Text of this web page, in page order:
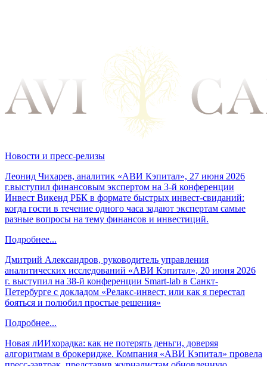
Новости и пресс-релизы
Леонид Чихарев, аналитик «АВИ Кэпитал», 27 июня 2026
г.выступил финансовым экспертом на 3-й конференции
Инвест Викенд РБК в формате быстрых инвест-свиданий:
когда гости в течение одного часа задают экспертам самые
разные вопросы на тему финансов и инвестиций.
Подробнее...
Дмитрий Александров, руководитель управления
аналитических исследований «АВИ Кэпитал», 20 июня 2026
г. выступил на 38-й конференции Smart-lab в Санкт-
Петербурге с докладом «Релакс-инвест, или как я перестал
бояться и полюбил простые решения»
Подробнее...
Новая лИИхорадка: как не потерять деньги, доверяя
алгоритмам в брокеридже. Компания «АВИ Кэпитал» провела